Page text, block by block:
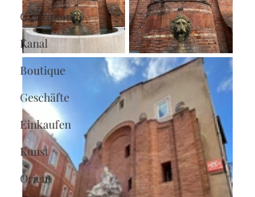
Gastronomie
Kanal
Boutique
Geschäfte
Einkaufen
Kunst
Orient